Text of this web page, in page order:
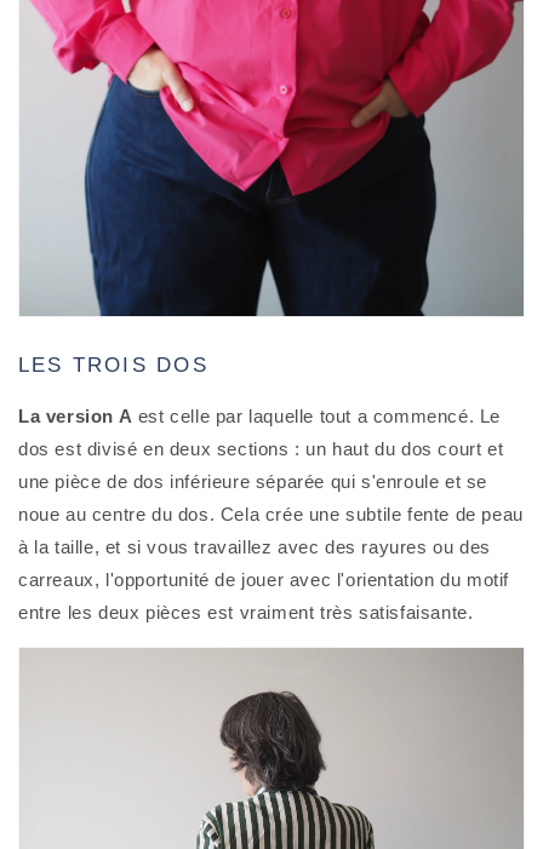
LES TROIS DOS
La version A est celle par laquelle tout a commencé. Le
dos est divisé en deux sections : un haut du dos court et
une pièce de dos inférieure séparée qui s'enroule et se
noue au centre du dos. Cela crée une subtile fente de peau
à la taille, et si vous travaillez avec des rayures ou des
carreaux, l'opportunité de jouer avec l'orientation du motif
entre les deux pièces est vraiment très satisfaisante.